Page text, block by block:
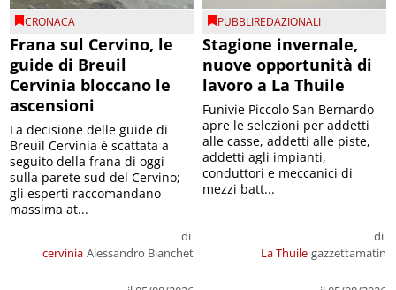
CRONACA
Frana sul Cervino, le
guide di Breuil
Cervinia bloccano le
ascensioni
cervinia
di
Alessandro Bianchet
La decisione delle guide di
Breuil Cervinia è scattata a
seguito della frana di oggi
sulla parete sud del Cervino;
gli esperti raccomandano
massima at...
PUBBLIREDAZIONALI
Stagione invernale,
nuove opportunità di
lavoro a La Thuile
La Thuile
di
gazzettamatin
Funivie Piccolo San Bernardo
apre le selezioni per addetti
alle casse, addetti alle piste,
addetti agli impianti,
conduttori e meccanici di
mezzi batt...